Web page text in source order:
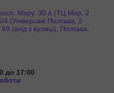
Миру, 30 а (ТЦ Мир, 2
4 (Універсам Полтава, 2
(вхід з вулиці), Полтава,
до 17:00